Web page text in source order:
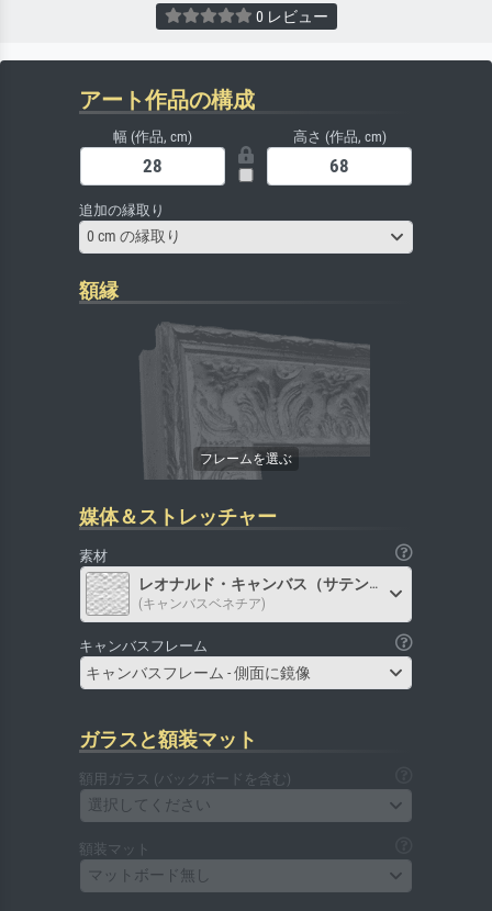
0 レビュー
アート作品の構成
幅 (作品, cm) 高さ (作品, cm)
追加の縁取り
0 cm の縁取り
額縁
媒体＆ストレッチャー
素材
レオナルド・キャンバス（サテン）
(キャンバスベネチア)
キャンバスフレーム
キャンバスフレーム - 側面に鏡像
ガラスと額装マット
額用ガラス (バックボードを含む)
選択してください
額装マット
マットボード無し